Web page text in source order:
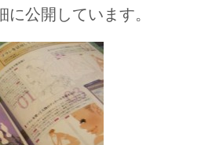
公開しています。